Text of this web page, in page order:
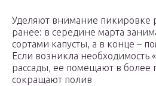
Уделяют внимание пикировке
ранее: в середине марта
сортами капусты, а в конце –
Если возникла необходимость
рассады, ее помещают в более
сокращают полив